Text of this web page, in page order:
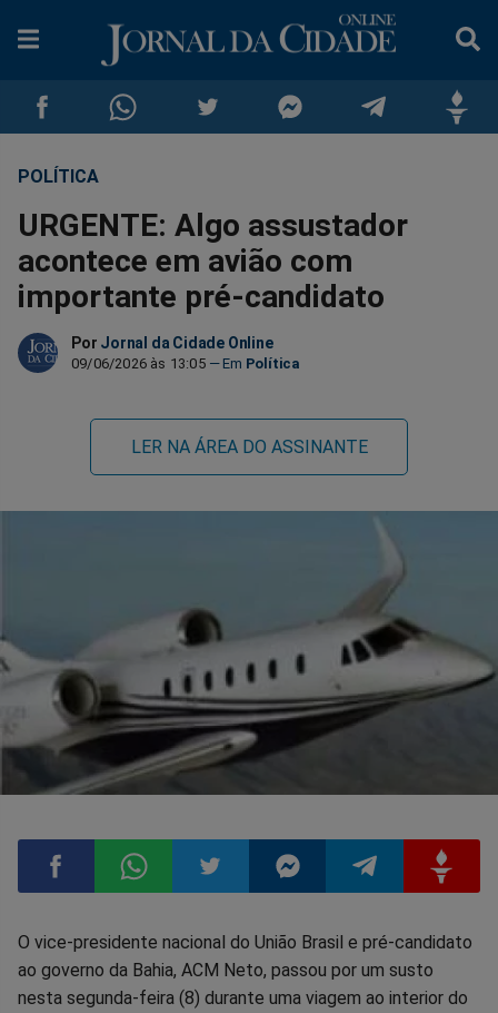
Compartilhar
no
Facebook
Compartilhar
no
Whatsapp
no
Twitter
no
Messenger
no
Telegram
POLÍTICA
URGENTE: Algo assustador
acontece em avião com
importante pré-candidato
Por Jornal da Cidade Online
09/06/2026 às 13:05 Política
LER NA ÁREA DO ASSINANTE
Compartilhar
no
Compartilhar
no
Compartilhar
no
Compartilhar
no
Compartilhar
no
no
O vice-presidente nacional do União Brasil e pré-candidato
ao governo da Bahia, ACM Neto, passou por um susto
nesta segunda-feira (8) durante uma viagem ao interior do